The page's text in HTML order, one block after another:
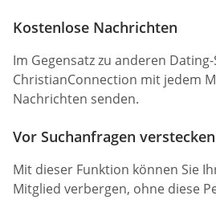
Kostenlose Nachrichten
Im Gegensatz zu anderen
ChristianConnection mit jedem
Nachrichten senden.
Vor Suchanfragen verstecken
Mit dieser Funktion können Sie
Mitglied verbergen, ohne diese